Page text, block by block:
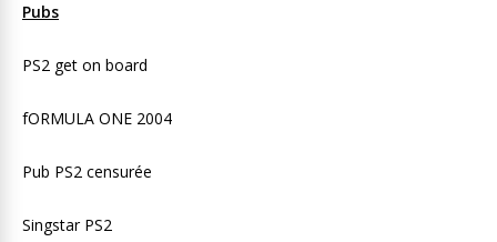
Pubs
PS2 get on board
fORMULA ONE 2004
Pub PS2 censurée
Singstar PS2